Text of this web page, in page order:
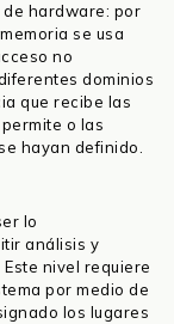
hardware: por
se usa
no
dominios
que recibe las
o las
hayan definido.
lo
análisis y
nivel requiere
por medio de
los lugares